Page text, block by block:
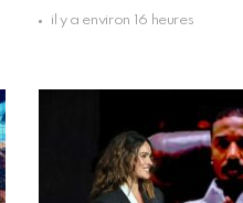
il y a environ 16 heures